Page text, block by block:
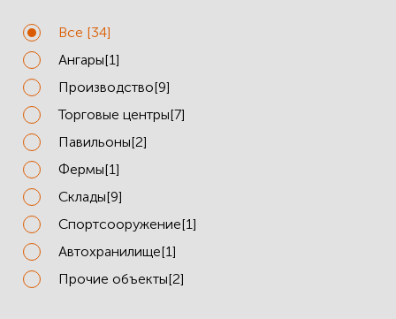
ЗДАНИЙ
ПРОЕКТИРОВАНИЕ
БЫСТРОВОЗВОДИМЫЕ
ЗДАНИЯ
О ЗАВОДЕ
Все [34]
Ангары[1]
Производство[9]
Торговые центры[7]
Павильоны[2]
Фермы[1]
Склады[9]
Спортсооружение[1]
Автохранилище[1]
Прочие объекты[2]